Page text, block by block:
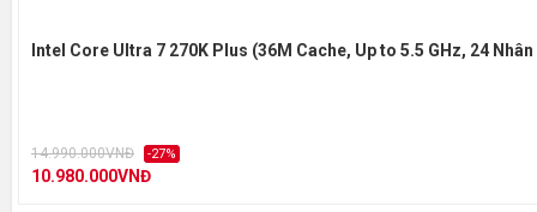
Intel Core Ultra 7 270K Plus (36M Cache, Up to 5.5 GHz, 24
14.990.000VNĐ -27%
10.980.000VNĐ